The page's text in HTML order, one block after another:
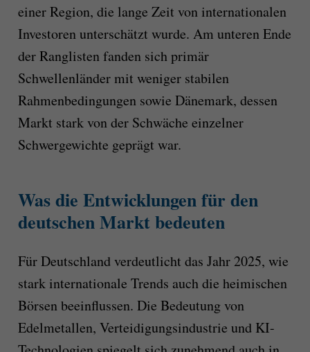
einer Region, die lange Zeit von internationalen
Investoren unterschätzt wurde. Am unteren Ende
der Ranglisten fanden sich primär
Schwellenländer mit weniger stabilen
Rahmenbedingungen sowie Dänemark, dessen
Markt stark von der Schwäche einzelner
Schwergewichte geprägt war.
Was die Entwicklungen für den
deutschen Markt bedeuten
Für Deutschland verdeutlicht das Jahr 2025, wie
stark internationale Trends auch die heimischen
Börsen beeinflussen. Die Bedeutung von
Edelmetallen, Verteidigungsindustrie und KI-